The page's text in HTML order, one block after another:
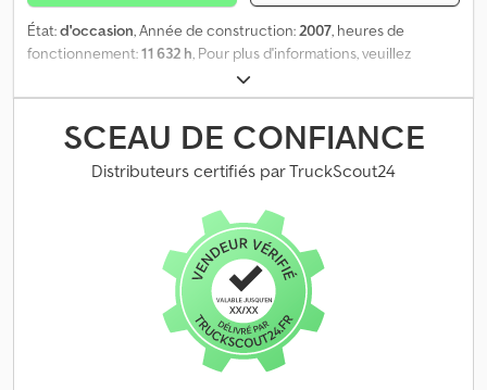
État:d'occasion, Année de construction:2007, heures de
fonctionnement:11 632 h, Pour plus d'informations, veuillez
contacter Kurt Meurrens , ) Dcedezth U Hspfx Abxek
SCEAU DE CONFIANCE
Distributeurs certifiés par TruckScout24